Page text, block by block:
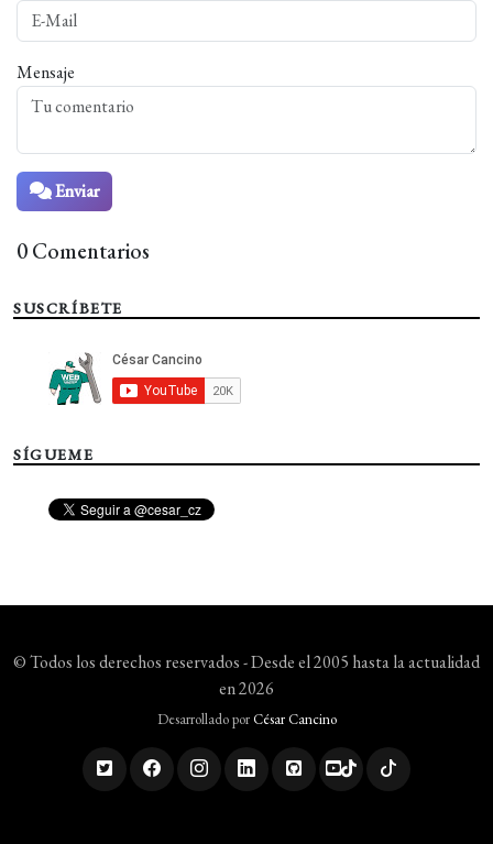
Mensaje
Enviar
0 Comentarios
SUSCRÍBETE
SÍGUEME
© Todos los derechos reservados - Desde el 2005 hasta la actualidad
en 2026
Desarrollado porCésar Cancino